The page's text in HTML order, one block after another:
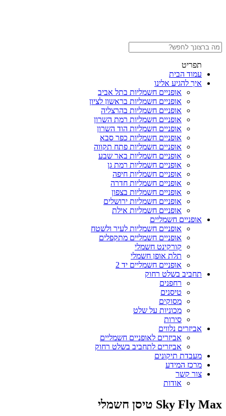
תפריט
עמוד הבית
איך להגיע אלינו
אופניים חשמליות בתל אביב
אופניים חשמליות בראשון לציון
אופניים חשמליות בהרצליה
אופניים חשמליות רמת השרון
אופניים חשמליות הוד השרון
אופניים חשמליות כפר סבא
אופניים חשמליות פתח תקווה
אופניים חשמליות באר שבע
אופניים חשמליות רמת גן
אופניים חשמליות חיפה
אופניים חשמליות חדרה
אופניים חשמליות בצפון
אופניים חשמליות ירושלים
אופניים חשמליות אילת
אופניים חשמליים
אופניים חשמליות לעיר ולשטח
אופניים חשמליים מתקפלים
קורקינט חשמלי
תלת אופן חשמלי
אופניים חשמליים יד 2
תחביב בשלט רחוק
רחפנים
טיסנים
מסוקים
מכוניות על שלט
סירות
אביזרים נלווים
אביזרים לאופניים חשמליים
אביזרים לתחביב בשלט רחוק
מעבדת תיקונים
מרכז המידע
צור קשר
אודות
Sky Fly Max טיסן חשמלי